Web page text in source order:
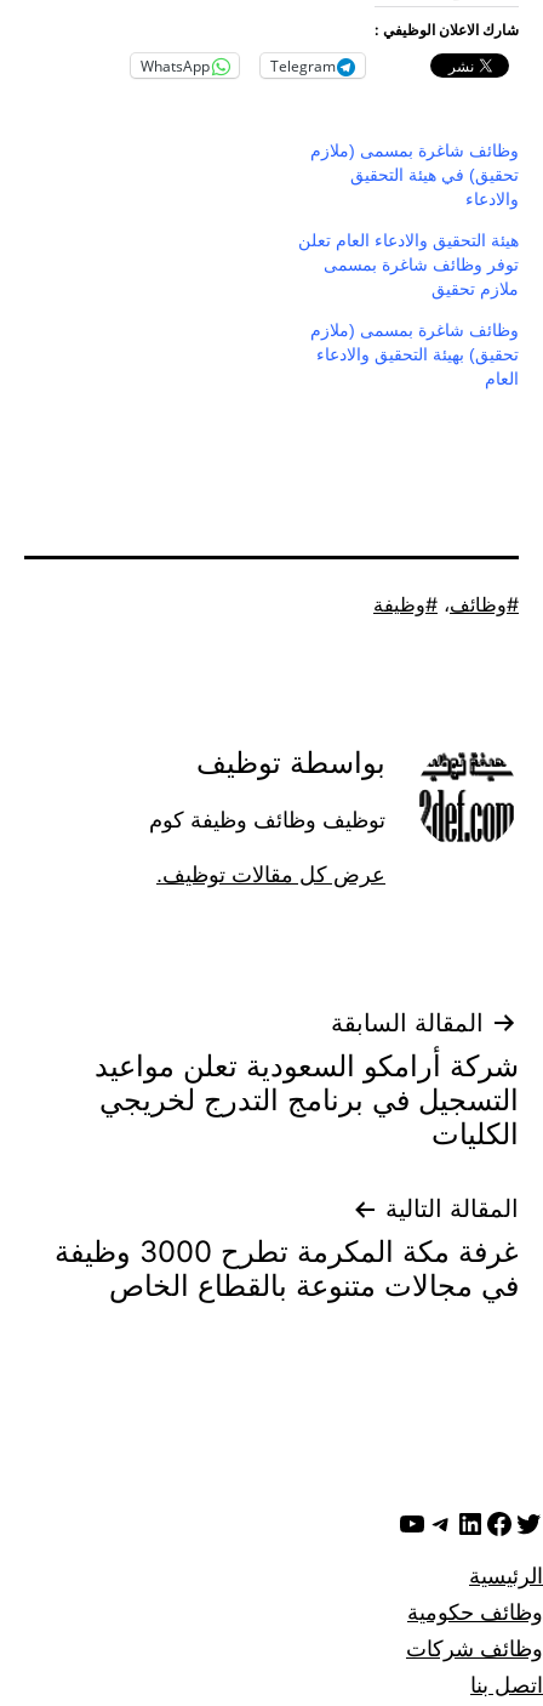
شارك الاعلان الوظيفي :
Telegram
WhatsApp
وظائف شاغرة بمسمى (ملازم
تحقيق) في هيئة التحقيق
والادعاء
هيئة التحقيق والادعاء العام تعلن
توفر وظائف شاغرة بمسمى
ملازم تحقيق
وظائف شاغرة بمسمى (ملازم
تحقيق) بهيئة التحقيق والادعاء
العام
موسوم
وظائف، وظيفة
بواسطة توظيف
توظيف وظائف وظيفة كوم
عرض كل مقالات توظيف.
تصفّح
المقالات
المقالة السابقة
شركة أرامكو السعودية تعلن مواعيد
التسجيل في برنامج التدرج لخريجي
الكليات
المقالة التالية
غرفة مكة المكرمة تطرح 3000 وظيفة
في مجالات متنوعة بالقطاع الخاص
تويترفيسبوك
لينكد إن تيليجرام
يوتيوب
الرئيسية
وظائف حكومية
وظائف شركات
اتصل بنا